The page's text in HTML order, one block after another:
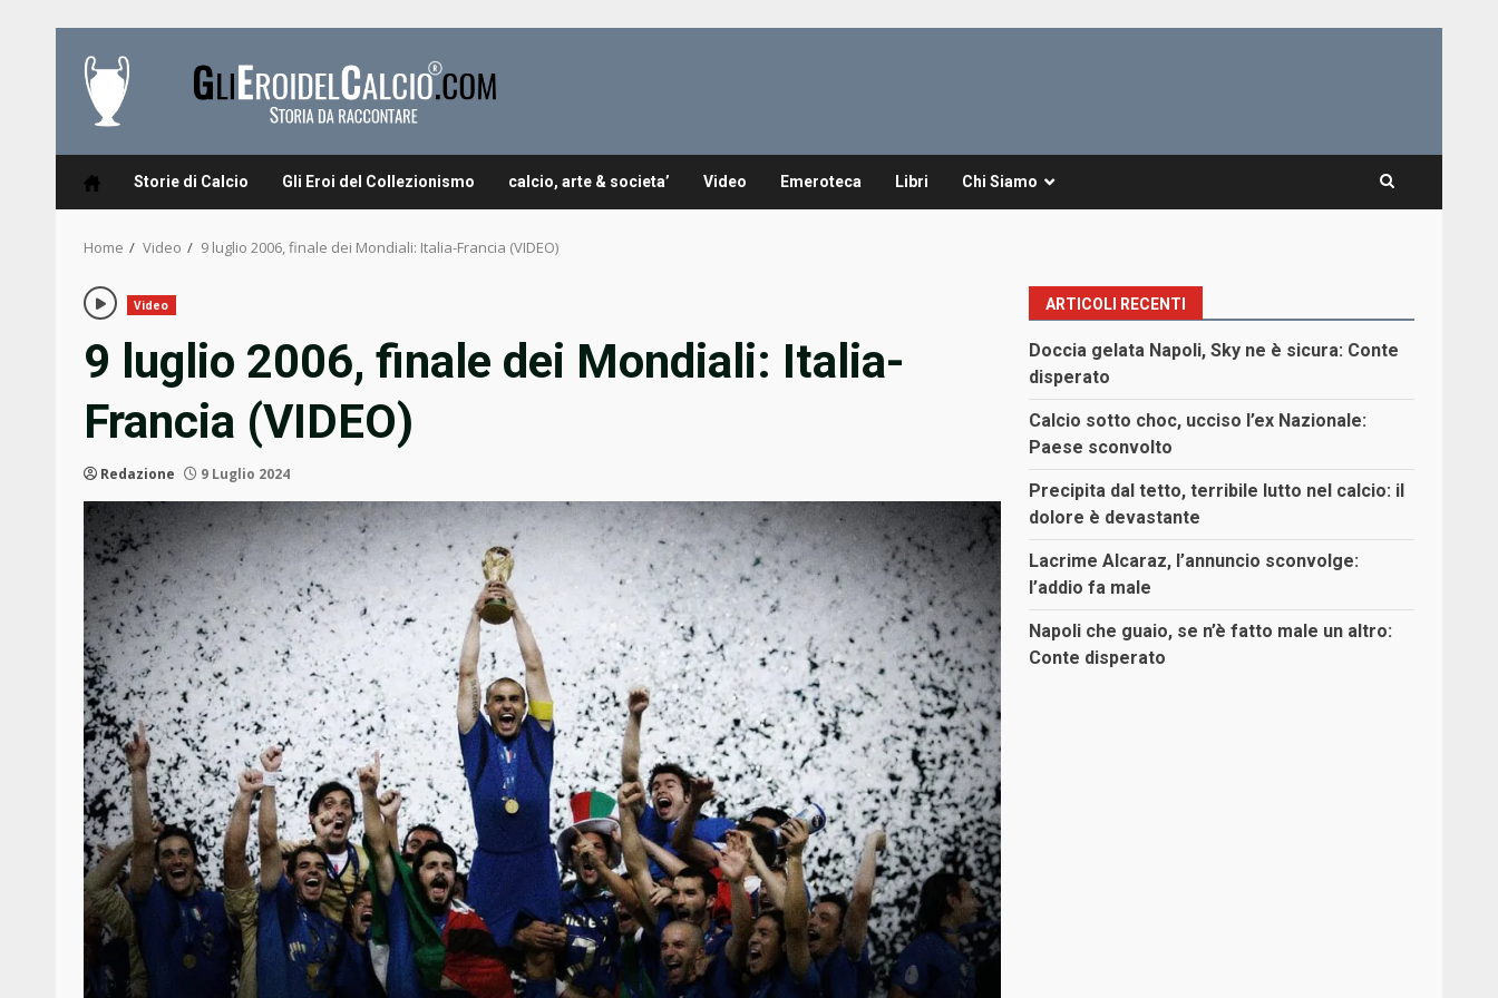
content
Storie di Calcio Gli Eroi del Collezionismo calcio, arte & societa’ Video Emeroteca Libri Chi Siamo
Home Video 9 luglio 2006, finale dei Mondiali: Italia-Francia (VIDEO)
Video
9 luglio 2006, finale dei Mondiali: Italia-
Francia (VIDEO)
Redazione 9 Luglio 2024
ARTICOLI RECENTI
Doccia gelata Napoli, Sky ne è sicura: Conte
disperato
Calcio sotto choc, ucciso l’ex Nazionale:
Paese sconvolto
Precipita dal tetto, terribile lutto nel calcio: il
dolore è devastante
Lacrime Alcaraz, l’annuncio sconvolge:
l’addio fa male
Napoli che guaio, se n’è fatto male un altro:
Conte disperato